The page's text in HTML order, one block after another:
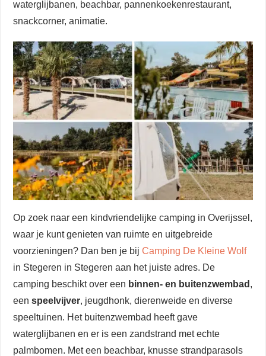
waterglijbanen, beachbar, pannenkoekenrestaurant,
snackcorner, animatie.
Op zoek naar een kindvriendelijke camping in Overijssel,
waar je kunt genieten van ruimte en uitgebreide
voorzieningen? Dan ben je bijCamping De Kleine Wolf
in Stegeren in Stegeren aan het juiste adres. De
camping beschikt over een binnen- en buitenzwembad ,
eenspeelvijver, jeugdhonk, dierenweide en diverse
speeltuinen. Het buitenzwembad heeft gave
waterglijbanen en er is een zandstrand met echte
palmbomen. Met een beachbar, knusse strandparasols